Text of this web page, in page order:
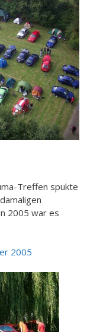
Treffen spukte
2005 war es
2005